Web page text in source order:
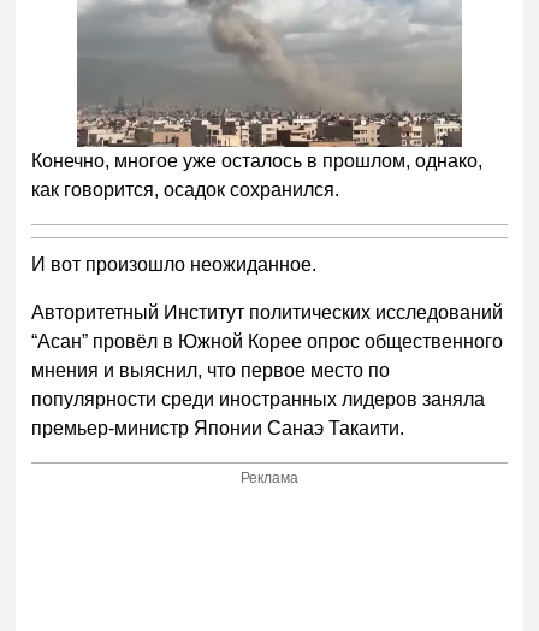
Конечно, многое уже осталось в прошлом, однако,
как говорится, осадок сохранился.
И вот произошло неожиданное.
Авторитетный Институт политических исследований
“Асан” провёл в Южной Корее опрос общественного
мнения и выяснил, что первое место по
популярности среди иностранных лидеров заняла
премьер-министр Японии Санаэ Такаити.
Реклама